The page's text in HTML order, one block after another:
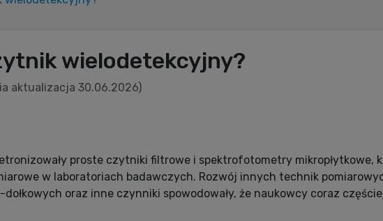
wielodetekcyjny?
aktualizacja 30.06.2026)
proste czytniki filtrowe i spektrofotometry mikropłytkowe,
w laboratoriach badawczych. Rozwój innych technik
oraz inne czynniki spowodowały, że naukowcy coraz